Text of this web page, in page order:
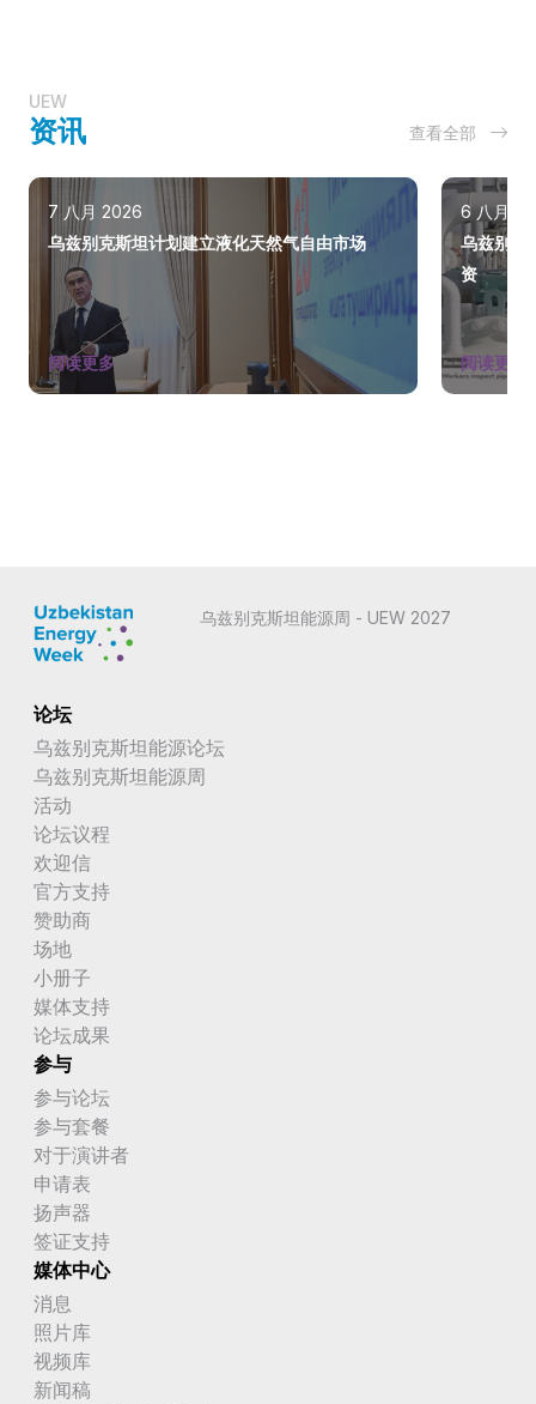
UEW
资讯 查看全部
7 八月 2026
乌兹别克斯坦计划建立液化天然气自由市场
阅读更多
6 八月
乌兹别克
资
阅读更多
乌兹别克斯坦能源周 - UEW 2027
论坛
乌兹别克斯坦能源论坛
乌兹别克斯坦能源周
活动
论坛议程
欢迎信
官方支持
赞助商
场地
小册子
媒体支持
论坛成果
参与
参与论坛
参与套餐
对于演讲者
申请表
扬声器
签证支持
媒体中心
消息
照片库
视频库
新闻稿